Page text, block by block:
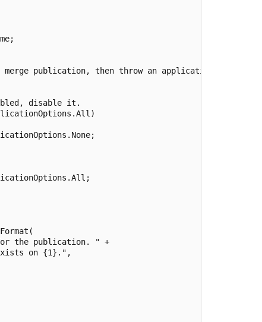
publication, then throw an application exception.
disable it.
the publication. " +
on {1}.",